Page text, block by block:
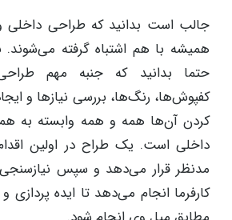
جالب است بدانید که طراحی داخلی و
همیشه با هم اشتباه گرفته می‌شوند.
حتما بدانید که جنبه مهم
کفپوش‌ها، رنگ‌ها، بررسی نیازها و ایجاد
کردن آن‌ها همه و همه وابسته به
داخلی است. یک طراح در اولین
مدنظر قرار می‌دهد و سپس نیازسنجی
کارفرما انجام می‌دهد تا ایده پردازی